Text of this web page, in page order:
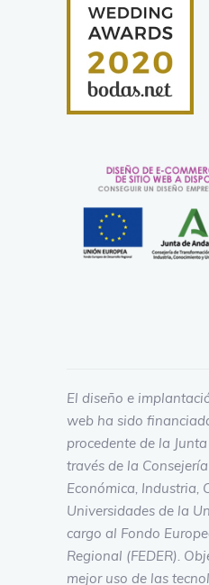
El diseño e
web ha sido
procedente de la
través de la
Económica, Industria,
Universidades de la
cargo al Fondo
Regional (FEDER).
mejor uso de las